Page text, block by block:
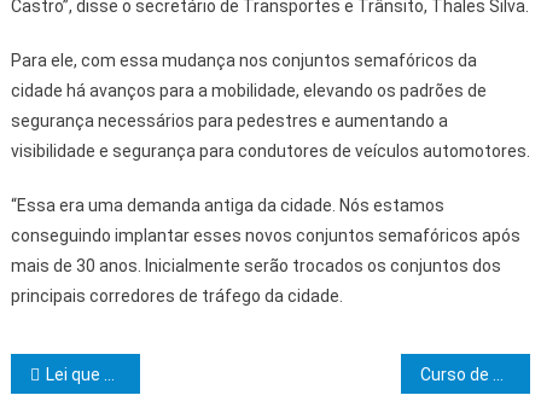
Castro”, disse o secretário de Transportes e Trânsito, Thales Silva.
Para ele, com essa mudança nos conjuntos semafóricos da
cidade há avanços para a mobilidade, elevando os padrões de
segurança necessários para pedestres e aumentando a
visibilidade e segurança para condutores de veículos automotores.
“Essa era uma demanda antiga da cidade. Nós estamos
conseguindo implantar esses novos conjuntos semafóricos após
mais de 30 anos. Inicialmente serão trocados os conjuntos dos
principais corredores de tráfego da cidade.
Navegação de Post
Lei que veda contratação de condenados por racismo é sancionada pelo governador